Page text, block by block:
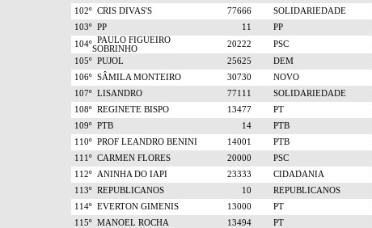
102º CRIS DIVAS'S 77666 SOLIDARIEDADE
103º PP 11 PP
104º PAULO FIGUEIRO
SOBRINHO
20222 PSC
105º PUJOL 25625 DEM
106º SÂMILA MONTEIRO 30730 NOVO
107º LISANDRO 77111 SOLIDARIEDADE
108º REGINETE BISPO 13477 PT
109º PTB 14 PTB
110º PROF LEANDRO BENINI 14001 PTB
111º CARMEN FLORES 20000 PSC
112º ANINHA DO IAPI 23333 CIDADANIA
113º REPUBLICANOS 10 REPUBLICANOS
114º EVERTON GIMENIS 13000 PT
115º MANOEL ROCHA 13494 PT